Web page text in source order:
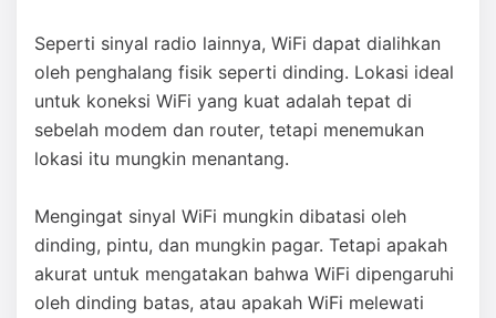
Seperti sinyal radio lainnya, WiFi dapat dialihkan
oleh penghalang fisik seperti dinding. Lokasi ideal
untuk koneksi WiFi yang kuat adalah tepat di
sebelah modem dan router, tetapi menemukan
lokasi itu mungkin menantang.
Mengingat sinyal WiFi mungkin dibatasi oleh
dinding, pintu, dan mungkin pagar. Tetapi apakah
akurat untuk mengatakan bahwa WiFi dipengaruhi
oleh dinding batas, atau apakah WiFi melewati